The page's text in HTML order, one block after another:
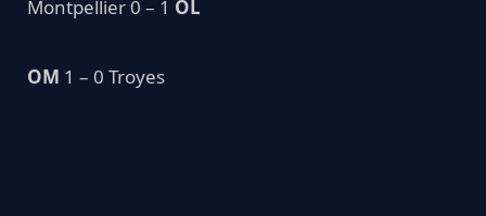
Montpellier 0 – 1 OL
OM 1 – 0 Troyes